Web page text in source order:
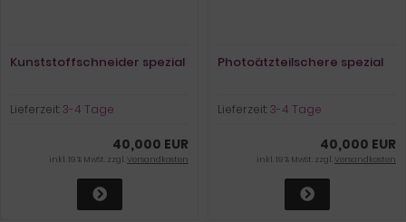
Kunststoffschneider spezial
Lieferzeit:3-4 Tage
40,000 EUR
inkl. 19 % MwSt. zzgl.Versandkosten
Photoätzteilschere spezial
Lieferzeit:3-4 Tage
40,000 EUR
inkl. 19 % MwSt. zzgl.Versandkosten